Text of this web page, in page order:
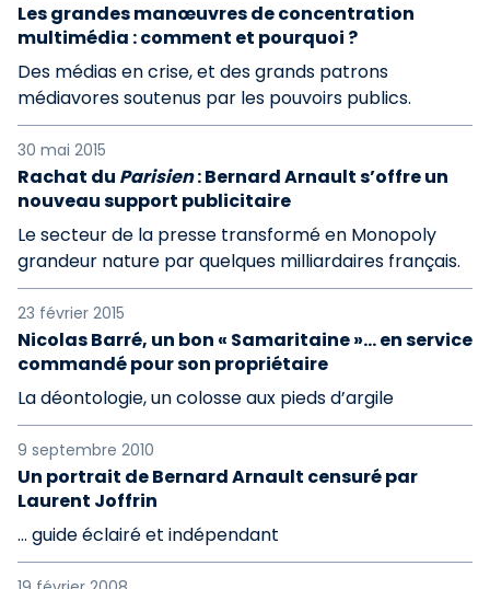
Les grandes manœuvres de concentration
multimédia : comment et pourquoi ?
Des médias en crise, et des grands patrons
médiavores soutenus par les pouvoirs publics.
30 mai 2015
Rachat du Parisien: Bernard Arnault s’offre un
nouveau support publicitaire
Le secteur de la presse transformé en Monopoly
grandeur nature par quelques milliardaires français.
23 février 2015
Nicolas Barré, un bon « Samaritaine »… en service
commandé pour son propriétaire
La déontologie, un colosse aux pieds d’argile
9 septembre 2010
Un portrait de Bernard Arnault censuré par
Laurent Joffrin
… guide éclairé et indépendant